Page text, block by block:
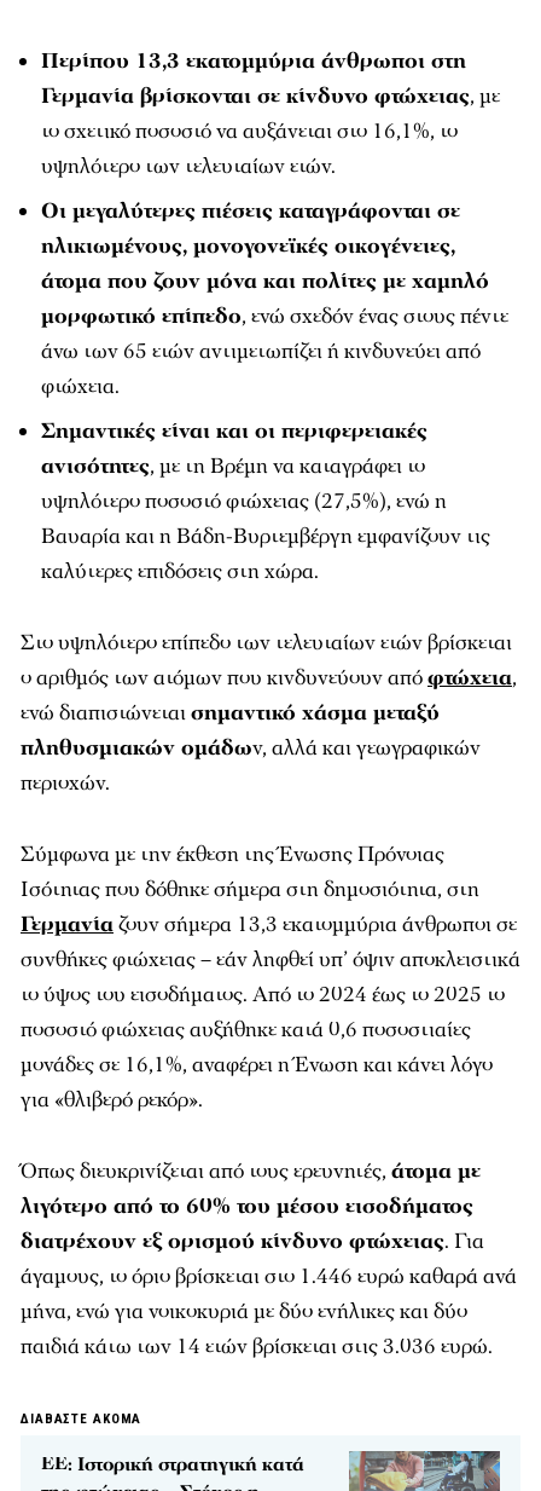
Περίπου 13,3 εκατομμύρια άνθρωποι στη
Γερμανία βρίσκονται σε κίνδυνο φτώχειας, με
το σχετικό ποσοστό να αυξάνεται στο 16,1%, το
υψηλότερο των τελευταίων ετών.
Οι μεγαλύτερες πιέσεις καταγράφονται σε
ηλικιωμένους, μονογονεϊκές οικογένειες,
άτομα που ζουν μόνα και πολίτες με χαμηλό
μορφωτικό επίπεδο, ενώ σχεδόν ένας στους πέντε
άνω των 65 ετών αντιμετωπίζει ή κινδυνεύει από
φτώχεια.
Σημαντικές είναι και οι περιφερειακές
ανισότητες, με τη Βρέμη να καταγράφει το
υψηλότερο ποσοστό φτώχειας (27,5%), ενώ η
Βαυαρία και η Βάδη-Βυρτεμβέργη εμφανίζουν τις
καλύτερες επιδόσεις στη χώρα.
Στο υψηλότερο επίπεδο των τελευταίων ετών βρίσκεται
ο αριθμός των ατόμων που κινδυνεύουν απόφτώχεια,
ενώ διαπιστώνεταισημαντικό χάσμα μεταξύ
πληθυσμιακών ομάδων, αλλά και γεωγραφικών
περιοχών.
Σύμφωνα με την έκθεση της Ένωσης Πρόνοιας
Ισότητας που δόθηκε σήμερα στη δημοσιότητα, στη
Γερμανίαζουν σήμερα 13,3 εκατομμύρια άνθρωποι σε
συνθήκες φτώχειας – εάν ληφθεί υπ’ όψιν αποκλειστικά
το ύψος του εισοδήματος. Από το 2024 έως το 2025 το
ποσοστό φτώχειας αυξήθηκε κατά 0,6 ποσοστιαίες
μονάδες σε 16,1%, αναφέρει η Ένωση και κάνει λόγο
για «θλιβερό ρεκόρ».
Όπως διευκρινίζεται από τους ερευνητές, άτομα με
λιγότερο από το 60% του μέσου εισοδήματος
διατρέχουν εξ ορισμού κίνδυνο φτώχειας. Για
άγαμους, το όριο βρίσκεται στο 1.446 ευρώ καθαρά ανά
μήνα, ενώ για νοικοκυριά με δύο ενήλικες και δύο
παιδιά κάτω των 14 ετών βρίσκεται στις 3.036 ευρώ.
ΔΙΑΒΑΣΤΕ ΑΚΟΜΑ
ΕΕ: Ιστορική στρατηγική κατά